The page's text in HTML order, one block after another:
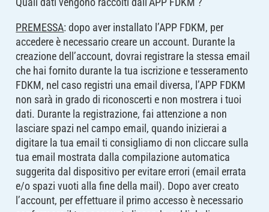
Quali dati vengono raccolti dall’APP FDKM ?
PREMESSA: dopo aver installato l’APP FDKM, per
accedere è necessario creare un account. Durante la
creazione dell’account, dovrai registrare la stessa email
che hai fornito durante la tua iscrizione e tesseramento
FDKM, nel caso registri una email diversa, l’APP FDKM
non sarà in grado di riconoscerti e non mostrera i tuoi
dati. Durante la registrazione, fai attenzione a non
lasciare spazi nel campo email, quando inizierai a
digitare la tua email ti consigliamo di non cliccare sulla
tua email mostrata dalla compilazione automatica
suggerita dal dispositivo per evitare errori (email errata
e/o spazi vuoti alla fine della mail). Dopo aver creato
l’account, per effettuare il primo accesso è necessario